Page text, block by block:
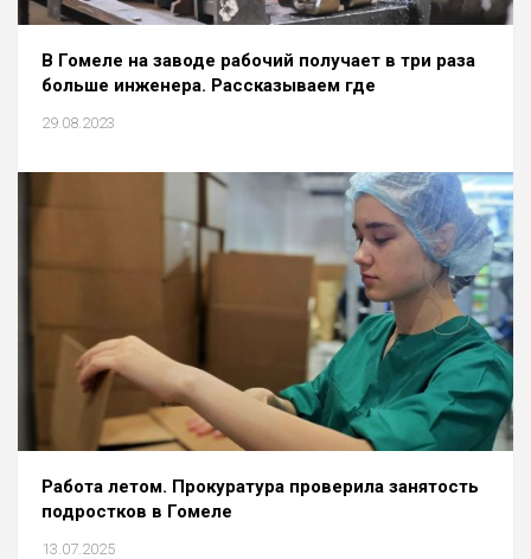
В Гомеле на заводе рабочий получает в три раза
больше инженера. Рассказываем где
29.08.2023
Работа летом. Прокуратура проверила занятость
подростков в Гомеле
13.07.2025